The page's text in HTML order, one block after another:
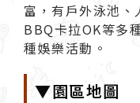
富，有戶外泳池、
BBQ卡拉OK等多
種娛樂活動。
▼園區地圖